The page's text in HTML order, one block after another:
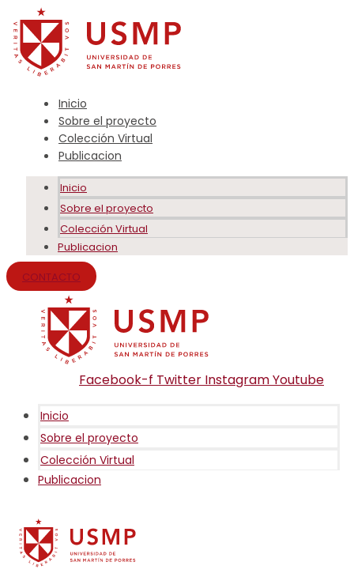
Inicio
Sobre el proyecto
Colección Virtual
Publicacion
Inicio
Sobre el proyecto
Colección Virtual
Publicacion
CONTACTO
Facebook-f Twitter InstagramYoutube
Inicio
Sobre el proyecto
Colección Virtual
Publicacion